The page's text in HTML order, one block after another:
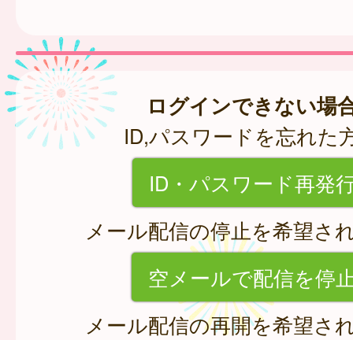
ログインできない場
ID,パスワードを忘れた
ID・パスワード再発
メール配信の停止を希望さ
空メールで配信を停
メール配信の再開を希望さ